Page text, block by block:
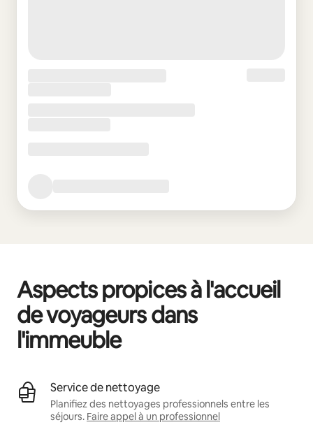
Aspects propices à l'accueil
de voyageurs dans
l'immeuble
Service de nettoyage
Planifiez des nettoyages professionnels entre les
séjours. Faire appel à un professionnel